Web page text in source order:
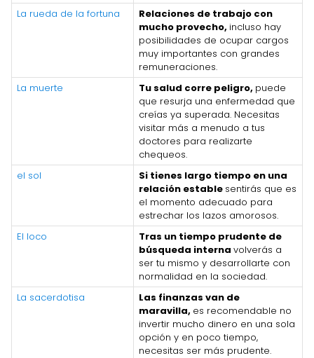
La rueda de la fortuna
Relaciones de trabajo con
mucho provecho, incluso hay
posibilidades de ocupar cargos
muy importantes con grandes
remuneraciones.
La muerte
Tu salud corre peligro, puede
que resurja una enfermedad que
creías ya superada. Necesitas
visitar más a menudo a tus
doctores para realizarte
chequeos.
el sol
Si tienes largo tiempo en una
relación estable sentirás que es
el momento adecuado para
estrechar los lazos amorosos.
El loco
Tras un tiempo prudente de
búsqueda interna volverás a
ser tu mismo y desarrollarte con
normalidad en la sociedad.
La sacerdotisa
Las finanzas van de
maravilla, es recomendable no
invertir mucho dinero en una sola
opción y en poco tiempo,
necesitas ser más prudente.